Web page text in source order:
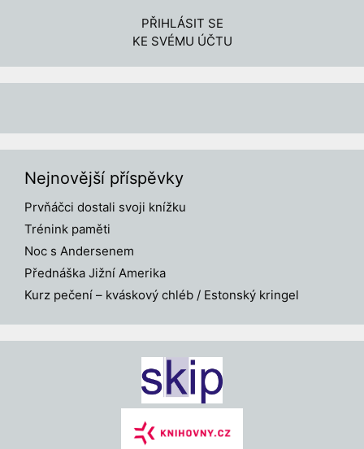
PŘIHLÁSIT SE
KE SVÉMU ÚČTU
Nejnovější příspěvky
Prvňáčci dostali svoji knížku
Trénink paměti
Noc s Andersenem
Přednáška Jižní Amerika
Kurz pečení – kváskový chléb / Estonský kringel